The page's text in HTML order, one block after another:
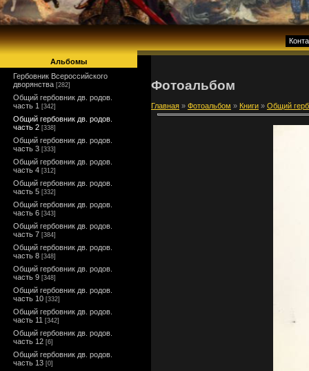
Альбомы
Гербовник Всероссийского
дворянства [282]
Общий гербовник дв. родов.
часть 1 [342]
Общий гербовник дв. родов.
часть 2 [338]
Общий гербовник дв. родов.
часть 3 [333]
Общий гербовник дв. родов.
часть 4 [312]
Общий гербовник дв. родов.
часть 5 [332]
Общий гербовник дв. родов.
часть 6 [343]
Общий гербовник дв. родов.
часть 7 [384]
Общий гербовник дв. родов.
часть 8 [348]
Общий гербовник дв. родов.
часть 9 [348]
Общий гербовник дв. родов.
часть 10 [332]
Общий гербовник дв. родов.
часть 11 [342]
Общий гербовник дв. родов.
часть 12 [6]
Общий гербовник дв. родов.
часть 13 [0]
Фотоальбом
Главная » Фотоальбом » Книги » Общий